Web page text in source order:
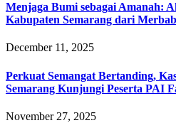
Menjaga Bumi sebagai Amanah:
Kabupaten Semarang dari
December 11, 2025
Perkuat Semangat Bertanding,
Semarang Kunjungi Peserta PAI
November 27, 2025